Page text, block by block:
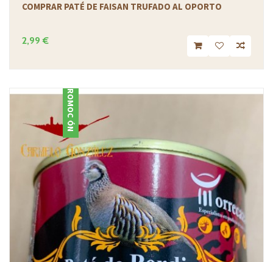
COMPRAR PATÉ DE FAISAN TRUFADO AL OPORTO
2,99 €
PROMOCIÓN